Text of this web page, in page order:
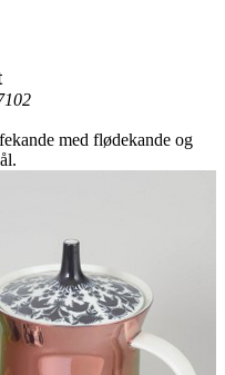
med flødekande og